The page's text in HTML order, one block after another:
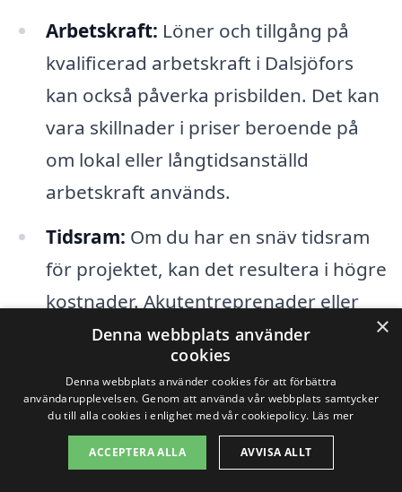
Arbetskraft: Löner och tillgång på
kvalificerad arbetskraft i Dalsjöfors
kan också påverka prisbilden. Det kan
vara skillnader i priser beroende på
om lokal eller långtidsanställd
arbetskraft används.
Tidsram: Om du har en snäv tidsram
för projektet, kan det resultera i högre
kostnader. Akutentreprenader eller
projekt med snabb leverans behöver
ofta extra resurser för att slutföras i
tid.
Myndighetskrav:Bygglov och andra
regulatoriska krav kan påverka både
×
Denna webbplats använder
cookies
Denna webbplats använder cookies för att förbättra
användarupplevelsen. Genom att använda vår webbplats samtycker
du till alla cookies i enlighet med vår cookiepolicy. Läs mer
ACCEPTERA ALLA AVVISA ALLT